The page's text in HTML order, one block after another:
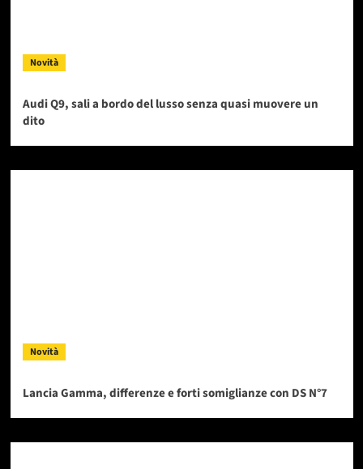
Novità
Audi Q9, sali a bordo del lusso senza quasi muovere un
dito
Novità
Lancia Gamma, differenze e forti somiglianze con DS N°7